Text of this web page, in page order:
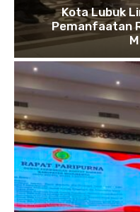
Kota Lubuk
Pemanfaatan